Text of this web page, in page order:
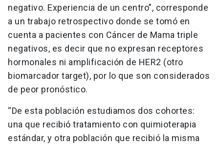
negativo. Experiencia de un centro”, corresponde
a un trabajo retrospectivo donde se tomó en
cuenta a pacientes con Cáncer de Mama triple
negativos, es decir que no expresan receptores
hormonales ni amplificación de HER2 (otro
biomarcador target), por lo que son considerados
de peor pronóstico.
“De esta población estudiamos dos cohortes:
una que recibió tratamiento con quimioterapia
estándar, y otra población que recibió la misma